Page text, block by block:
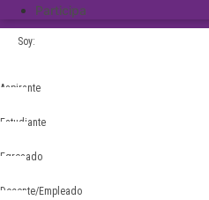
Participa
Soy:
Aspirante
Estudiante
Egresado
Docente/Empleado